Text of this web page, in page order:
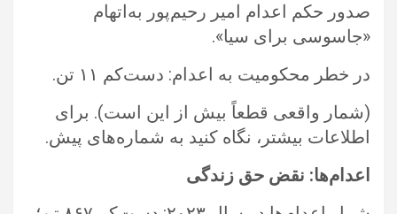
صدور حکم اعدام امیر رحیم‌پور به‌اتهام
«جاسوسی برای سیا».‏
در خطر محکومیت به اعدام: دست‌کم ۱۱ تن. ‏
‏(شمار واقعی قطعاً بیش از این است). برای
اطلاعات بیشتر، نگاه کنید به شماره‌های پیش.‏
اعدام‌ها: نقض حق زندگی